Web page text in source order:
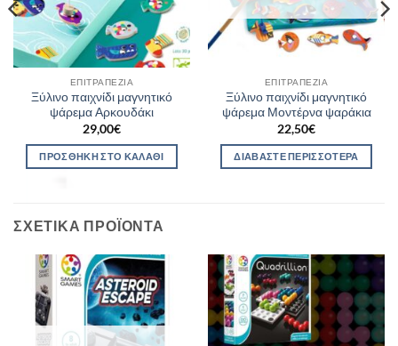
ΕΠΙΤΡΑΠΈΖΙΑ
Ξύλινο παιχνίδι μαγνητικό
ψάρεμα Αρκουδάκι
29,00€
ΠΡΟΣΘΉΚΗ ΣΤΟ ΚΑΛΆΘΙ
ΕΠΙΤΡΑΠΈΖΙΑ
Ξύλινο παιχνίδι μαγνητικό
ψάρεμα Μοντέρνα ψαράκια
22,50€
ΔΙΑΒΆΣΤΕ ΠΕΡΙΣΣΌΤΕΡΑ
ΣΧΕΤΙΚΆ ΠΡΟΪΌΝΤΑ